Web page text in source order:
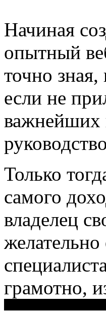
Начиная
опытный
точно зная,
если не
важнейших
Только
самого
владелец
грамотно,